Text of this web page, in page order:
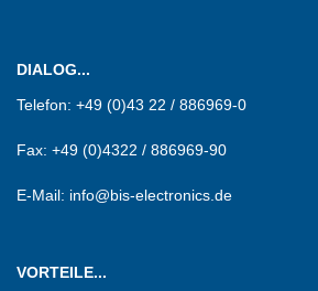
DIALOG...
Telefon: +49 (0)43 22 / 886969-0
Fax: +49 (0)4322 / 886969-90
E-Mail: info@bis-electronics.de
VORTEILE...